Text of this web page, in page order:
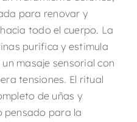
para renovar y
todo el cuerpo. La
purifica y estimula
masaje sensorial con
tensiones. El ritual
de uñas y
pensado para la